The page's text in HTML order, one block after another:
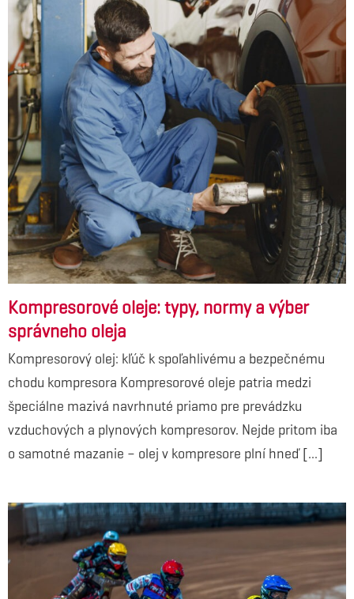
Kompresorové oleje: typy, normy a výber
správneho oleja
Kompresorový olej: kľúč k spoľahlivému a bezpečnému
chodu kompresora Kompresorové oleje patria medzi
špeciálne mazivá navrhnuté priamo pre prevádzku
vzduchových a plynových kompresorov. Nejde pritom iba
o samotné mazanie – olej v kompresore plní hneď [...]